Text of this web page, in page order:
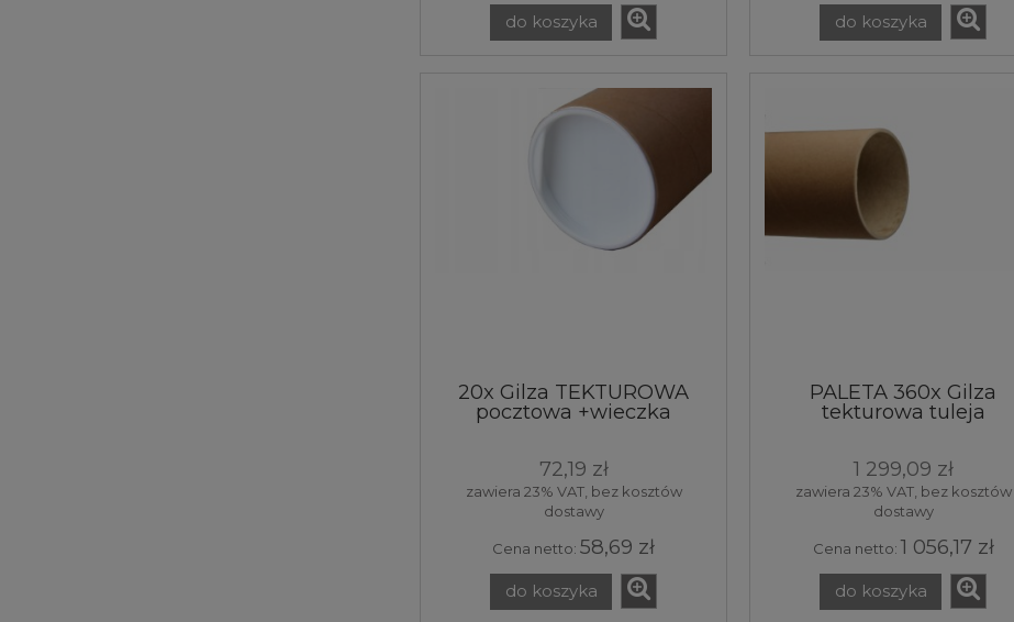
do koszyka do koszyka
20x Gilza TEKTUROWA
pocztowa +wieczka
72,19 zł
zawiera 23% VAT, bez kosztów
dostawy
Cena netto: 58,69 zł
do koszyka
PALETA 360x Gilza
tekturowa tuleja
70x2,2x750 mm
1 299,09 zł
zawiera 23% VAT, bez kosztów
dostawy
Cena netto: 1 056,17 zł
do koszyka